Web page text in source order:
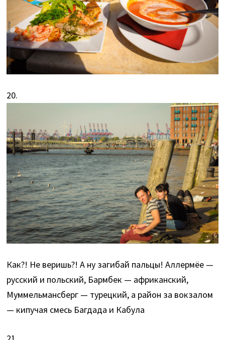
20.
Как?! Не веришь?! А ну загибай пальцы! Аллермёе —
русский и польский, Бармбек — африканский,
Муммельмансберг — турецкий, а район за вокзалом
— кипучая смесь Багдада и Кабула